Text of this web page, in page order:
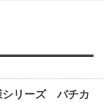
シリーズ バチカ